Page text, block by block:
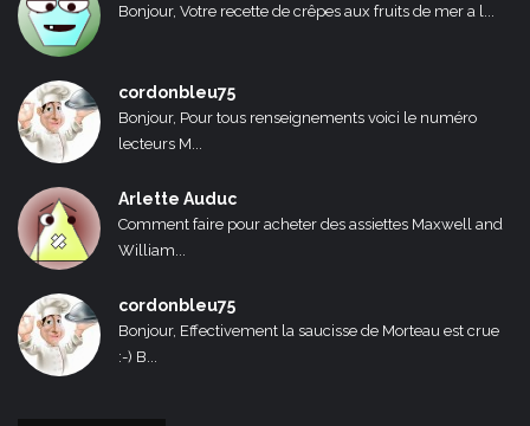
Bonjour, Votre recette de crêpes aux fruits de mer a l...
cordonbleu75
Bonjour, Pour tous renseignements voici le numéro
lecteurs M...
Arlette Auduc
Comment faire pour acheter des assiettes Maxwell and
William...
cordonbleu75
Bonjour, Effectivement la saucisse de Morteau est crue
:-) B...